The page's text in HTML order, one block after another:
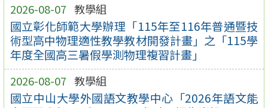
2026-08-07 教學組
國立彰化師範大學辦理「115年至116年普通暨技
術型高中物理適性教學教材開發計畫」之「115學
年度全國高三暑假學測物理複習計畫」
2026-08-07 教學組
國立中山大學外國語文教學中心「2026年語文能